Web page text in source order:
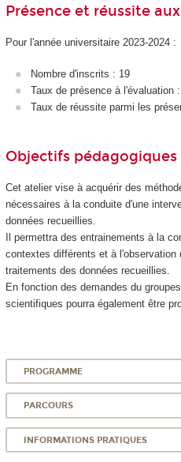
Présence et réussite
Pour l'année universitaire 2023-2024 :
Nombre d'inscrits : 19
Taux de présence à l'évaluation
Taux de réussite parmi les
Objectifs pédagogiques
Cet atelier vise à acquérir des
nécessaires à la conduite d'une
données recueillies.
Il permettra des entrainements à la
contextes différents et à
traitements des données recueillies.
En fonction des demandes du
scientifiques pourra également être
PROGRAMME
PARCOURS
INFORMATIONS PRATIQUES